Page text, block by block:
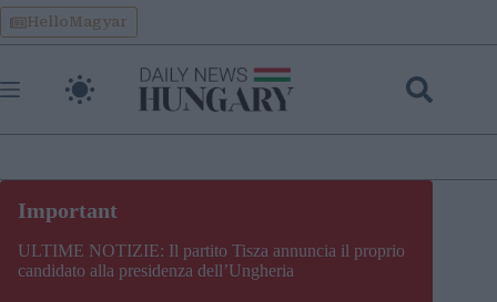
Skip
to
content
HelloMagyar
ULTIME NOTIZIE: Il partito Tisza annuncia il proprio
candidato alla presidenza dell’Ungheria